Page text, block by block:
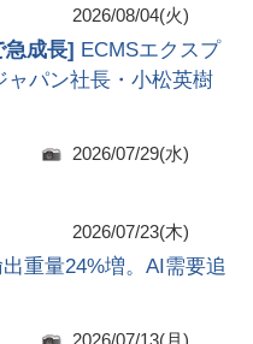
2026/08/04(火)
成長] ECMSエクスプ
ャパン社長・小松英樹
2026/07/29(水)
2026/07/23(木)
重量24%増。AI需要追
2026/07/13(月)